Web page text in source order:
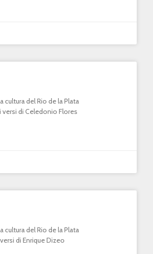
del Rio de la Plata
i versi di Celedonio Flores
del Rio de la Plata
di Enrique Dizeo